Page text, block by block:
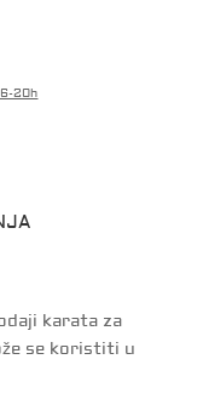
20h
karata za
se koristiti u